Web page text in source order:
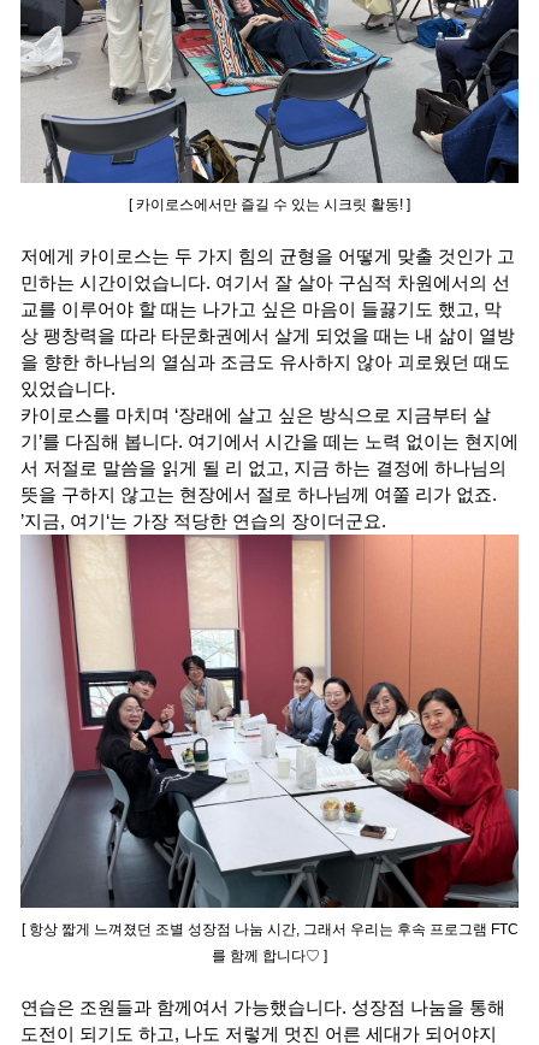
[ 카이로스에서만 즐길 수 있는 시크릿 활동! ]
저에게 카이로스는 두 가지 힘의 균형을 어떻게 맞출 것인가 고
민하는 시간이었습니다. 여기서 잘 살아 구심적 차원에서의 선
교를 이루어야 할 때는 나가고 싶은 마음이 들끓기도 했고, 막
상 팽창력을 따라 타문화권에서 살게 되었을 때는 내 삶이 열방
을 향한 하나님의 열심과 조금도 유사하지 않아 괴로웠던 때도
있었습니다.
카이로스를 마치며 ‘장래에 살고 싶은 방식으로 지금부터 살
기’를 다짐해 봅니다. 여기에서 시간을 떼는 노력 없이는 현지에
서 저절로 말씀을 읽게 될 리 없고, 지금 하는 결정에 하나님의
뜻을 구하지 않고는 현장에서 절로 하나님께 여쭐 리가 없죠.
’지금, 여기‘는 가장 적당한 연습의 장이더군요.
[ 항상 짧게 느껴졌던 조별 성장점 나눔 시간, 그래서 우리는 후속 프로그램 FTC
를 함께 합니다♡ ]
연습은 조원들과 함께여서 가능했습니다. 성장점 나눔을 통해
도전이 되기도 하고, 나도 저렇게 멋진 어른 세대가 되어야지